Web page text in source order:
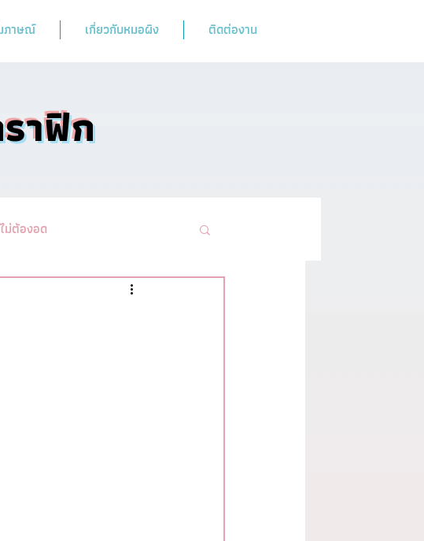
ภาษณ์ เกี่ยวกับหมอผิง ติดต่องาน
าฟิก
ม่ต้องอด
รวมบทความฮิตห้ามพลาด